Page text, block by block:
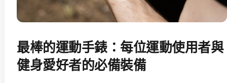
最棒的運動手錶：每位運動使用者與
健身愛好者的必備裝備